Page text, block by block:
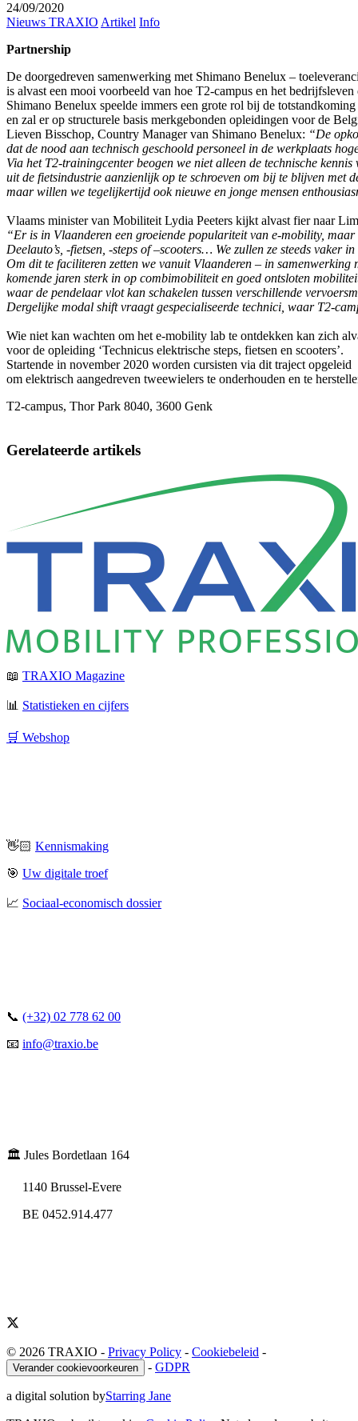
24/09/2020
Nieuws TRAXIO Artikel Info
Partnership
De doorgedreven samenwerking met Shimano Benelux –
is alvast een mooi voorbeeld van hoe T2-campus en het bedrijfsleven
Shimano Benelux speelde immers een grote rol bij de
en zal er op structurele basis merkgebonden opleidingen voor de
Lieven Bisschop, Country Manager van Shimano Benelux: “De
dat de nood aan technisch geschoold personeel in de werkplaats
Via het T2-trainingcenter beogen we niet alleen de technische kennis
uit de fietsindustrie aanzienlijk op te schroeven om bij te blijven met
maar willen we tegelijkertijd ook nieuwe en jonge mensen
Vlaams minister van Mobiliteit Lydia Peeters kijkt alvast fier naar
“Er is in Vlaanderen een groeiende populariteit van e-mobility,
Deelauto’s, -fietsen, -steps of –scooters… We zullen ze steeds vaker
Om dit te faciliteren zetten we vanuit Vlaanderen – in samenwerking
komende jaren sterk in op combimobiliteit en goed ontsloten
waar de pendelaar vlot kan schakelen tussen verschillende
Dergelijke modal shift vraagt gespecialiseerde technici, waar T2-
Wie niet kan wachten om het e-mobility lab te ontdekken kan zich
voor de opleiding ‘Technicus elektrische steps, fietsen en scooters’.
Startende in november 2020 worden cursisten via dit traject opgeleid
om elektrisch aangedreven tweewielers te onderhouden en te
T2-campus, Thor Park 8040, 3600 Genk
Gerelateerde artikels
📖 TRAXIO Magazine
📊 Statistieken en cijfers
🛒 Webshop
👋🏻 Kennismaking
🎯 Uw digitale troef
📈 Sociaal-economisch dossier
📞 (+32) 02 778 62 00
📧 info@traxio.be
🏛️ Jules Bordetlaan 164
1140 Brussel-Evere
BE 0452.914.477
© 2026 TRAXIO - Privacy Policy - Cookiebeleid -
Verander cookievoorkeuren - GDPR
a digital solution byStarring Jane